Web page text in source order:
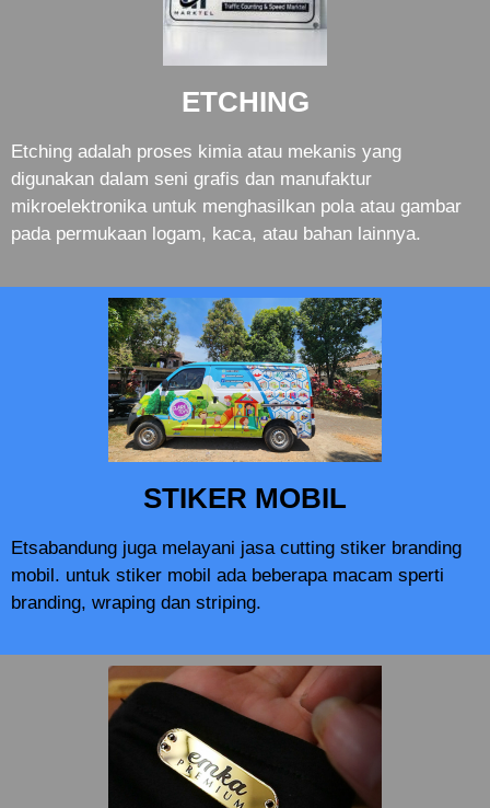
ETCHING
Etching adalah proses kimia atau mekanis yang
digunakan dalam seni grafis dan manufaktur
mikroelektronika untuk menghasilkan pola atau gambar
pada permukaan logam, kaca, atau bahan lainnya.
STIKER MOBIL
Etsabandung juga melayani jasa cutting stiker branding
mobil. untuk stiker mobil ada beberapa macam sperti
branding, wraping dan striping.